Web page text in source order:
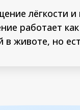
лёгкости и
работает
в животе, но